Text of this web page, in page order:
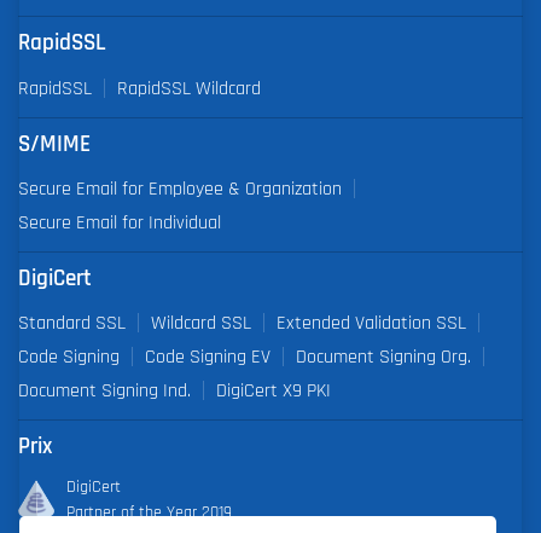
RapidSSL
RapidSSL RapidSSL Wildcard
S/MIME
Secure Email for Employee & Organization
Secure Email for Individual
DigiCert
Standard SSL Wildcard SSL
Extended Validation SSL
Code Signing
Code Signing EV
Document Signing Org.
Document Signing Ind.
DigiCert X9 PKI
Prix
DigiCert
Partner of the Year 2019